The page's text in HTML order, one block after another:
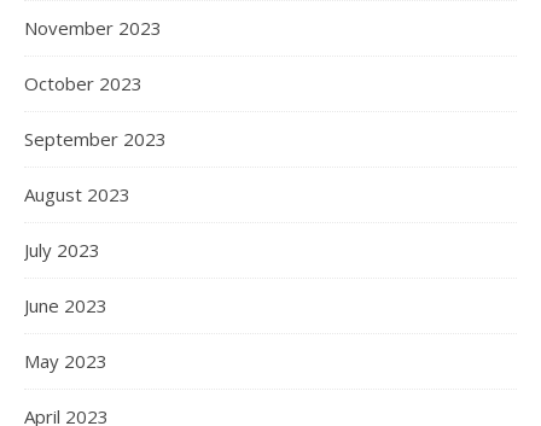
November 2023
October 2023
September 2023
August 2023
July 2023
June 2023
May 2023
April 2023